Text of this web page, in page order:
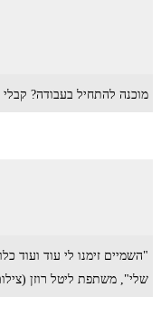
מוכנה להתחיל בעבודה? קבלי
"השמיים זימנו לי עוד ועוד
שלי", משתפת ליטל רוזן